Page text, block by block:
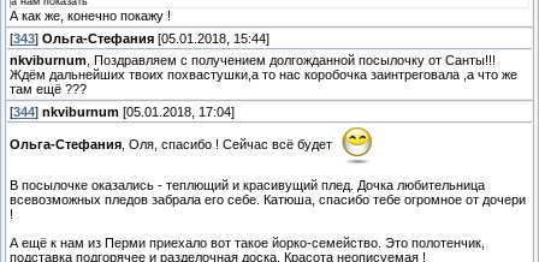
А как же, конечно покажу !
[343] Ольга-Стефания [05.01.2018, 15:44]
nkviburnum , Поздравляем с получением долгожданной посылочку от Санты!!!
Ждём дальнейших твоих похвастушки,а то нас коробочка заинтреговала ,а что же
там ещё ???
[344] nkviburnum [05.01.2018, 17:04]
Ольга-Стефания , Оля, спасибо ! Сейчас всё будет
В посылочке оказались - теплющий и красивущий плед. Дочка любительница
всевозможных пледов забрала его себе. Катюша, спасибо тебе огромное от дочери
!
А ещё к нам из Перми приехало вот такое йорко-семейство. Это полотенчик,
подставка подгорячее и разделочная доска. Красота неописуемая !